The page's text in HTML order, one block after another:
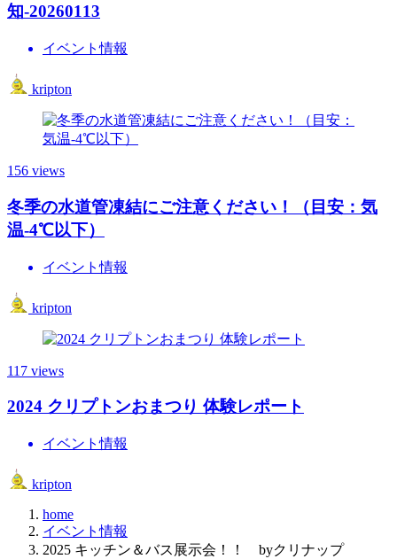
知-20260113
イベント情報
kripton
156 views
冬季の水道管凍結にご注意ください！（目安：気
温-4℃以下）
イベント情報
kripton
117 views
2024 クリプトンおまつり 体験レポート
イベント情報
kripton
home
イベント情報
2025 キッチン＆バス展示会！！ byクリナップ